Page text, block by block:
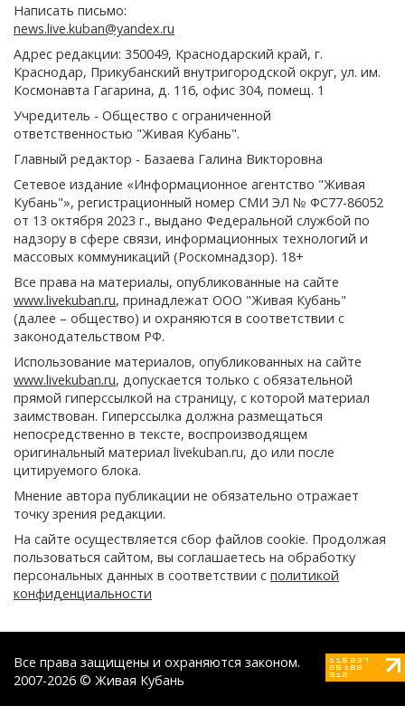
Написать письмо:
news.live.kuban@yandex.ru
Адрес редакции: 350049, Краснодарский край, г.
Краснодар, Прикубанский внутригородской округ, ул. им.
Космонавта Гагарина, д. 116, офис 304, помещ. 1
Учредитель - Общество с ограниченной
ответственностью "Живая Кубань".
Главный редактор - Базаева Галина Викторовна
Сетевое издание «Информационное агентство "Живая
Кубань"», регистрационный номер СМИ ЭЛ № ФС77-86052
от 13 октября 2023 г., выдано Федеральной службой по
надзору в сфере связи, информационных технологий и
массовых коммуникаций (Роскомнадзор). 18+
Все права на материалы, опубликованные на сайте
www.livekuban.ru, принадлежат ООО "Живая Кубань"
(далее – общество) и охраняются в соответствии с
законодательством РФ.
Использование материалов, опубликованных на сайте
www.livekuban.ru, допускается только с обязательной
прямой гиперссылкой на страницу, с которой материал
заимствован. Гиперссылка должна размещаться
непосредственно в тексте, воспроизводящем
оригинальный материал livekuban.ru, до или после
цитируемого блока.
Мнение автора публикации не обязательно отражает
точку зрения редакции.
На сайте осуществляется сбор файлов cookie. Продолжая
пользоваться сайтом, вы соглашаетесь на обработку
персональных данных в соответствии с политикой
конфиденциальности
Все права защищены и охраняются законом.
2007-2026 © Живая Кубань